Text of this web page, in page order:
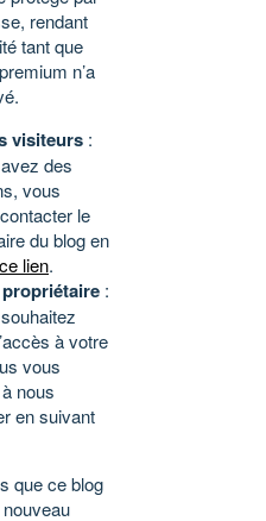
rendant
tant que
n’a
visiteurs :
des
vous
le
du blog en
ce lien.
:
à votre
vous
nous
en suivant
que ce blog